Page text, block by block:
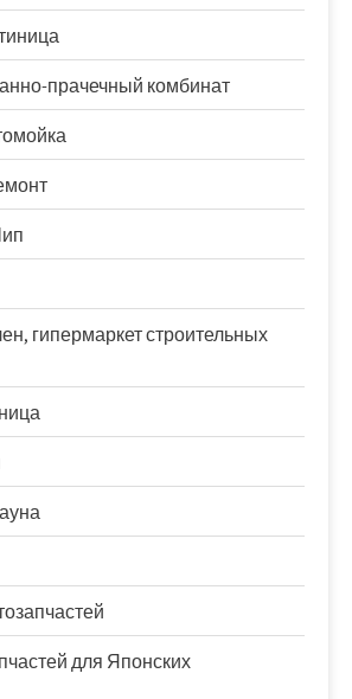
прачечный комбинат
гипермаркет строительных
для Японских